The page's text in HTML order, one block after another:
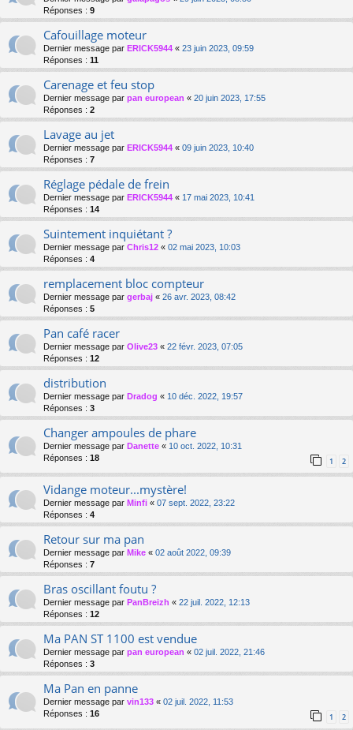
Réponses : 9
Cafouillage moteur
Dernier message par ERICK5944 « 23 juin 2023, 09:59
Réponses : 11
Carenage et feu stop
Dernier message par pan european « 20 juin 2023, 17:55
Réponses : 2
Lavage au jet
Dernier message par ERICK5944 « 09 juin 2023, 10:40
Réponses : 7
Réglage pédale de frein
Dernier message par ERICK5944 « 17 mai 2023, 10:41
Réponses : 14
Suintement inquiétant ?
Dernier message par Chris12 « 02 mai 2023, 10:03
Réponses : 4
remplacement bloc compteur
Dernier message par gerbaj « 26 avr. 2023, 08:42
Réponses : 5
Pan café racer
Dernier message par Olive23 « 22 févr. 2023, 07:05
Réponses : 12
distribution
Dernier message par Dradog « 10 déc. 2022, 19:57
Réponses : 3
Changer ampoules de phare
Dernier message par Danette « 10 oct. 2022, 10:31
Réponses : 18 1 2
Vidange moteur...mystère!
Dernier message par Minfi « 07 sept. 2022, 23:22
Réponses : 4
Retour sur ma pan
Dernier message par Mike « 02 août 2022, 09:39
Réponses : 7
Bras oscillant foutu ?
Dernier message par PanBreizh « 22 juil. 2022, 12:13
Réponses : 12
Ma PAN ST 1100 est vendue
Dernier message par pan european « 02 juil. 2022, 21:46
Réponses : 3
Ma Pan en panne
Dernier message par vin133 « 02 juil. 2022, 11:53
Réponses : 16 1 2